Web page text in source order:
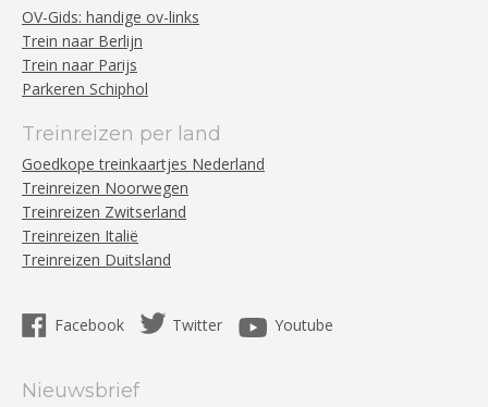
OV-Gids: handige ov-links
Trein naar Berlijn
Trein naar Parijs
Parkeren Schiphol
Treinreizen per land
Goedkope treinkaartjes Nederland
Treinreizen Noorwegen
Treinreizen Zwitserland
Treinreizen Italië
Treinreizen Duitsland
Facebook Twitter Youtube
Nieuwsbrief